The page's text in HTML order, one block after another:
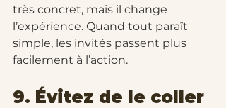
très concret, mais il change
l’expérience. Quand tout paraît
simple, les invités passent plus
facilement à l’action.
9. Évitez de le coller